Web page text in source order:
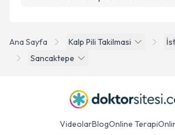
Ana Sayfa Kalp Pili Takilmasi
Sancaktepe
VideolarBlogOnline Terapi